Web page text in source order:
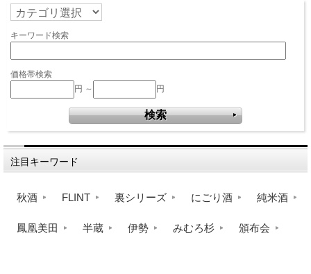
キーワード検索
価格帯検索
円 ～
円
注目キーワード
秋酒 FLINT 裏シリーズ にごり酒 純米酒
鳳凰美田 半蔵 伊勢 みむろ杉 頒布会